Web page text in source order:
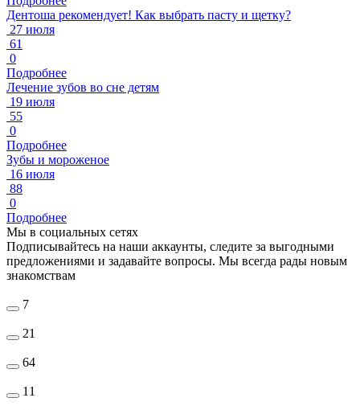
Дентоша рекомендует! Как выбрать пасту и щетку?
27 июля
61
0
Подробнее
Лечение зубов во сне детям
19 июля
55
0
Подробнее
Зубы и мороженое
16 июля
88
0
Подробнее
Мы в социальных сетях
Подписывайтесь на наши аккаунты, следите за выгодными
предложениями и задавайте вопросы. Мы всегда рады новым
знакомствам
7
21
64
11